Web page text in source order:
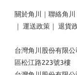
關於角川 ｜ 聯絡角川
｜ 運送政策 ｜ 退貨
台灣角川股份有限
區松江路223號3樓